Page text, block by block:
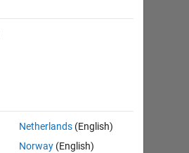
Netherlands (English)
Norway (English)